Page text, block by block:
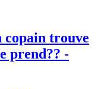
copain trouve
prend?? -